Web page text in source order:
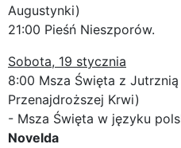
Augustynki)
21:00 Pieśń Nieszporów.
Sobota, 19 stycznia
8:00 Msza Święta z
Przenajdroższej Krwi)
- Msza Święta w języku
Novelda